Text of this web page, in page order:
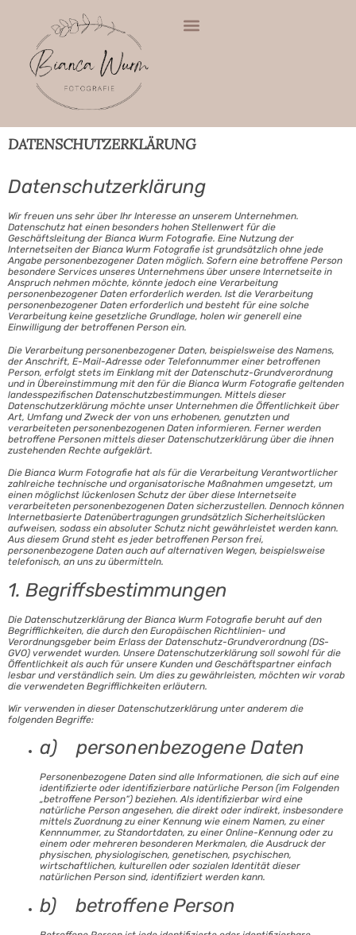
DATENSCHUTZERKLÄRUNG
Datenschutzerklärung
Wir freuen uns sehr über Ihr Interesse an unserem Unternehmen.
Datenschutz hat einen besonders hohen Stellenwert für die
Geschäftsleitung der Bianca Wurm Fotografie. Eine Nutzung der
Internetseiten der Bianca Wurm Fotografie ist grundsätzlich ohne jede
Angabe personenbezogener Daten möglich. Sofern eine betroffene Person
besondere Services unseres Unternehmens über unsere Internetseite in
Anspruch nehmen möchte, könnte jedoch eine Verarbeitung
personenbezogener Daten erforderlich werden. Ist die Verarbeitung
personenbezogener Daten erforderlich und besteht für eine solche
Verarbeitung keine gesetzliche Grundlage, holen wir generell eine
Einwilligung der betroffenen Person ein.
Die Verarbeitung personenbezogener Daten, beispielsweise des Namens,
der Anschrift, E-Mail-Adresse oder Telefonnummer einer betroffenen
Person, erfolgt stets im Einklang mit der Datenschutz-Grundverordnung
und in Übereinstimmung mit den für die Bianca Wurm Fotografie geltenden
landesspezifischen Datenschutzbestimmungen. Mittels dieser
Datenschutzerklärung möchte unser Unternehmen die Öffentlichkeit über
Art, Umfang und Zweck der von uns erhobenen, genutzten und
verarbeiteten personenbezogenen Daten informieren. Ferner werden
betroffene Personen mittels dieser Datenschutzerklärung über die ihnen
zustehenden Rechte aufgeklärt.
Die Bianca Wurm Fotografie hat als für die Verarbeitung Verantwortlicher
zahlreiche technische und organisatorische Maßnahmen umgesetzt, um
einen möglichst lückenlosen Schutz der über diese Internetseite
verarbeiteten personenbezogenen Daten sicherzustellen. Dennoch können
Internetbasierte Datenübertragungen grundsätzlich Sicherheitslücken
aufweisen, sodass ein absoluter Schutz nicht gewährleistet werden kann.
Aus diesem Grund steht es jeder betroffenen Person frei,
personenbezogene Daten auch auf alternativen Wegen, beispielsweise
telefonisch, an uns zu übermitteln.
1. Begriffsbestimmungen
Die Datenschutzerklärung der Bianca Wurm Fotografie beruht auf den
Begrifflichkeiten, die durch den Europäischen Richtlinien- und
Verordnungsgeber beim Erlass der Datenschutz-Grundverordnung (DS-
GVO) verwendet wurden. Unsere Datenschutzerklärung soll sowohl für die
Öffentlichkeit als auch für unsere Kunden und Geschäftspartner einfach
lesbar und verständlich sein. Um dies zu gewährleisten, möchten wir vorab
die verwendeten Begrifflichkeiten erläutern.
Wir verwenden in dieser Datenschutzerklärung unter anderem die
folgenden Begriffe:
a) personenbezogene Daten
Personenbezogene Daten sind alle Informationen, die sich auf eine
identifizierte oder identifizierbare natürliche Person (im Folgenden
„betroffene Person“) beziehen. Als identifizierbar wird eine
natürliche Person angesehen, die direkt oder indirekt, insbesondere
mittels Zuordnung zu einer Kennung wie einem Namen, zu einer
Kennnummer, zu Standortdaten, zu einer Online-Kennung oder zu
einem oder mehreren besonderen Merkmalen, die Ausdruck der
physischen, physiologischen, genetischen, psychischen,
wirtschaftlichen, kulturellen oder sozialen Identität dieser
natürlichen Person sind, identifiziert werden kann.
b) betroffene Person